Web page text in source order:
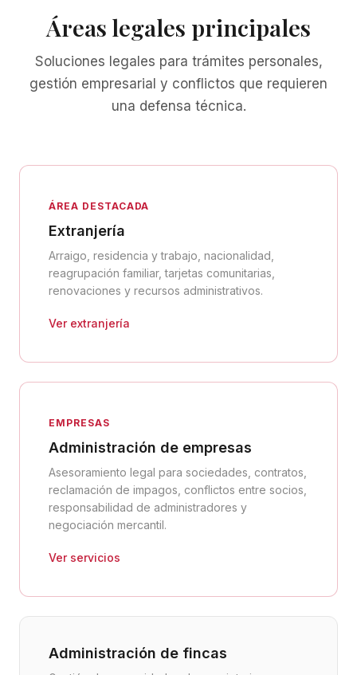
Áreas legales principales
Soluciones legales para trámites personales,
gestión empresarial y conflictos que requieren
una defensa técnica.
ÁREA DESTACADA
Extranjería
Arraigo, residencia y trabajo, nacionalidad,
reagrupación familiar, tarjetas comunitarias,
renovaciones y recursos administrativos.
Ver extranjería
EMPRESAS
Administración de empresas
Asesoramiento legal para sociedades, contratos,
reclamación de impagos, conflictos entre socios,
responsabilidad de administradores y
negociación mercantil.
Ver servicios
Administración de fincas